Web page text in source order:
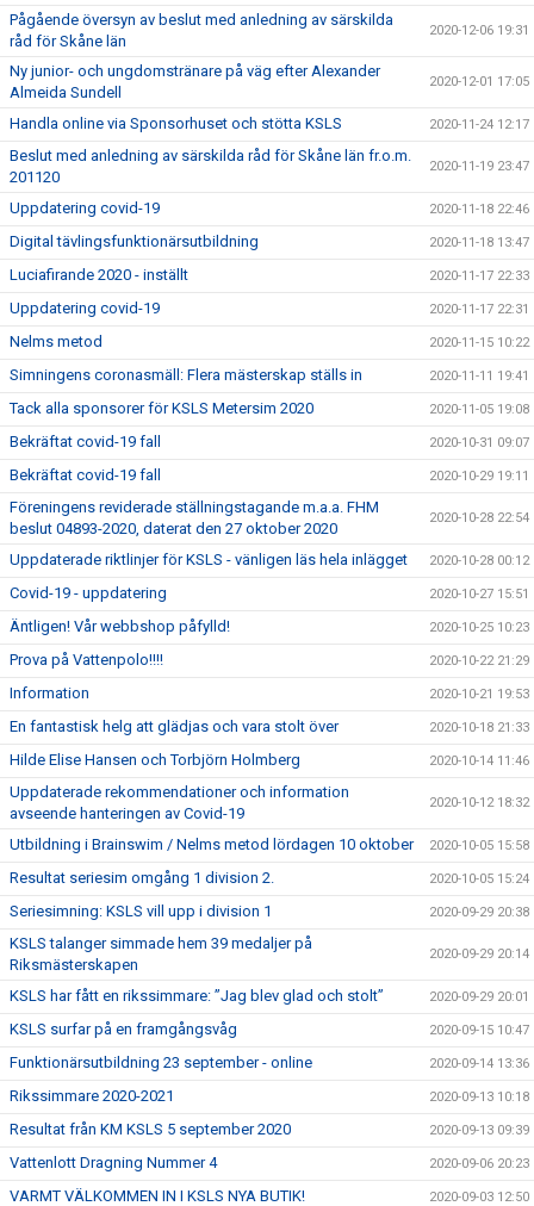
Pågående översyn av beslut med anledning av särskilda
råd för Skåne län
2020-12-06 19:31
Ny junior- och ungdomstränare på väg efter Alexander
Almeida Sundell
2020-12-01 17:05
Handla online via Sponsorhuset och stötta KSLS 2020-11-24 12:17
Beslut med anledning av särskilda råd för Skåne län fr.o.m.
201120
2020-11-19 23:47
Uppdatering covid-19 2020-11-18 22:46
Digital tävlingsfunktionärsutbildning 2020-11-18 13:47
Luciafirande 2020 - inställt 2020-11-17 22:33
Uppdatering covid-19 2020-11-17 22:31
Nelms metod 2020-11-15 10:22
Simningens coronasmäll: Flera mästerskap ställs in 2020-11-11 19:41
Tack alla sponsorer för KSLS Metersim 2020 2020-11-05 19:08
Bekräftat covid-19 fall 2020-10-31 09:07
Bekräftat covid-19 fall 2020-10-29 19:11
Föreningens reviderade ställningstagande m.a.a. FHM
beslut 04893-2020, daterat den 27 oktober 2020
2020-10-28 22:54
Uppdaterade riktlinjer för KSLS - vänligen läs hela inlägget 2020-10-28 00:12
Covid-19 - uppdatering 2020-10-27 15:51
Äntligen! Vår webbshop påfylld! 2020-10-25 10:23
Prova på Vattenpolo!!!! 2020-10-22 21:29
Information 2020-10-21 19:53
En fantastisk helg att glädjas och vara stolt över 2020-10-18 21:33
Hilde Elise Hansen och Torbjörn Holmberg 2020-10-14 11:46
Uppdaterade rekommendationer och information
avseende hanteringen av Covid-19
2020-10-12 18:32
Utbildning i Brainswim / Nelms metod lördagen 10 oktober 2020-10-05 15:58
Resultat seriesim omgång 1 division 2. 2020-10-05 15:24
Seriesimning: KSLS vill upp i division 1 2020-09-29 20:38
KSLS talanger simmade hem 39 medaljer på
Riksmästerskapen
2020-09-29 20:14
KSLS har fått en rikssimmare: ”Jag blev glad och stolt” 2020-09-29 20:01
KSLS surfar på en framgångsvåg 2020-09-15 10:47
Funktionärsutbildning 23 september - online 2020-09-14 13:36
Rikssimmare 2020-2021 2020-09-13 10:18
Resultat från KM KSLS 5 september 2020 2020-09-13 09:39
Vattenlott Dragning Nummer 4 2020-09-06 20:23
VARMT VÄLKOMMEN IN I KSLS NYA BUTIK! 2020-09-03 12:50